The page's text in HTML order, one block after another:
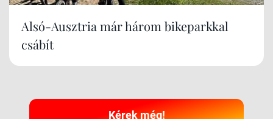
Alsó-Ausztria már három bikeparkkal
csábít
Kérek még!